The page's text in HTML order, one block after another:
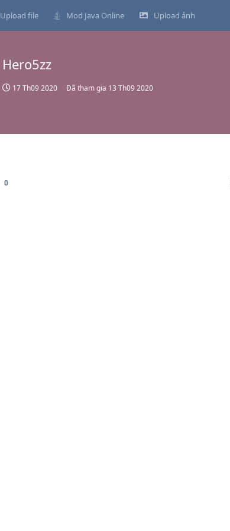
Upload file Mod Java Online Upload ảnh
Hero5zz
17 Th09 2020 Đã tham gia 13 Th09 2020
0